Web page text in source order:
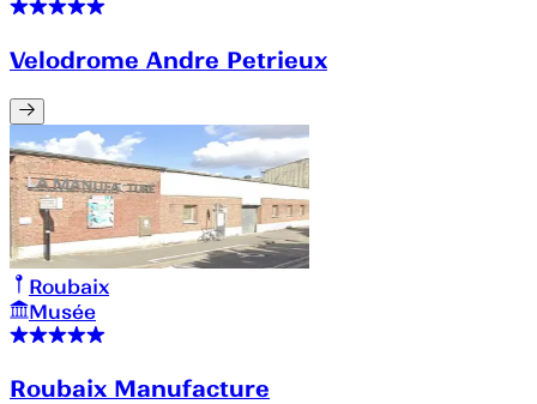
Velodrome Andre Petrieux
Roubaix
Musée
Roubaix Manufacture